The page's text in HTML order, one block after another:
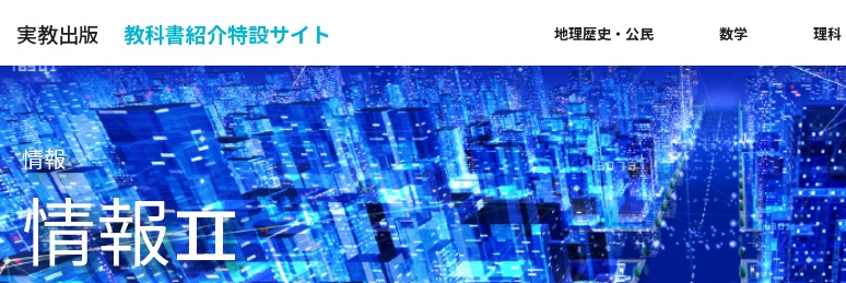
実教出版 教科書紹介特設サイト 地理歴史・公民 数学 理科
情報II
情報